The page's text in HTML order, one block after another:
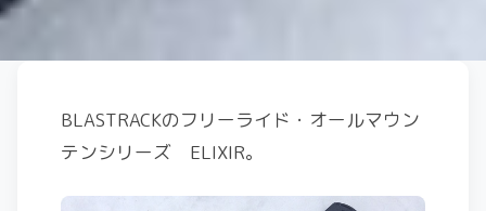
BLASTRACKのフリーライド・オールマウン
テンシリーズ ELIXIR。